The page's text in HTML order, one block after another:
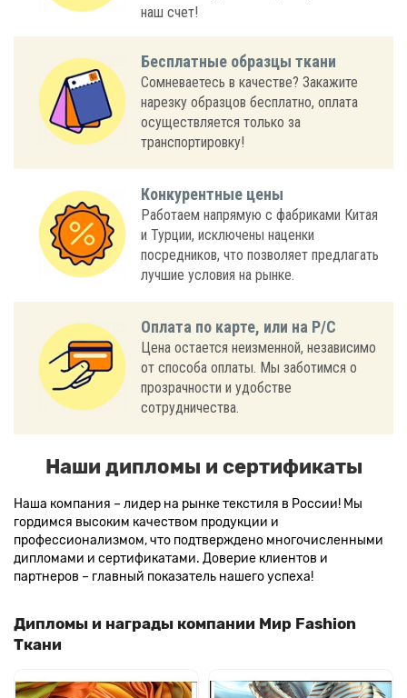
наш счет!
Бесплатные образцы ткани
Сомневаетесь в качестве? Закажите
нарезку образцов бесплатно, оплата
осуществляется только за
транспортировку!
Конкурентные цены
Работаем напрямую с фабриками Китая
и Турции, исключены наценки
посредников, что позволяет предлагать
лучшие условия на рынке.
Оплата по карте, или на Р/С
Цена остается неизменной, независимо
от способа оплаты. Мы заботимся о
прозрачности и удобстве
сотрудничества.
Наши дипломы и сертификаты
Наша компания – лидер на рынке текстиля в России! Мы
гордимся высоким качеством продукции и
профессионализмом, что подтверждено многочисленными
дипломами и сертификатами. Доверие клиентов и
партнеров – главный показатель нашего успеха!
Дипломы и награды компании Мир Fashion
Ткани